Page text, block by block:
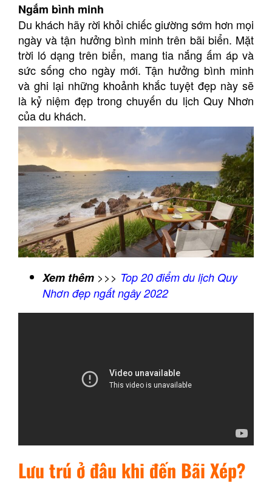
Ngắm bình minh
Du khách hãy rời khỏi chiếc giường sớm hơn mọi
ngày và tận hưởng bình minh trên bãi biển. Mặt
trời ló dạng trên biển, mang tia nắng ấm áp và
sức sống cho ngày mới. Tận hưởng bình minh
và ghi lại những khoảnh khắc tuyệt đẹp này sẽ
là kỷ niệm đẹp trong chuyến du lịch Quy Nhơn
của du khách.
Xem thêm >>> Top 20 điểm du lịch Quy
Nhơn đẹp ngất ngây 2022
Lưu trú ở đâu khi đến Bãi Xép?